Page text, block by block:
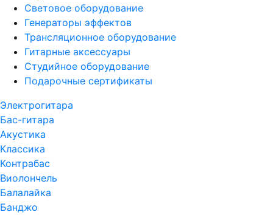
Световое оборудование
Генераторы эффектов
Трансляционное оборудование
Гитарные аксессуары
Студийное оборудование
Подарочные сертификаты
Электрогитара
Бас-гитара
Акустика
Классика
Контрабас
Виолончель
Балалайка
Банджо